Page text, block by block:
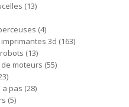
13
4
3d 163
13
moteurs 55
a pas 28
5